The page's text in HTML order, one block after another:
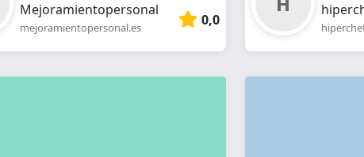
Mejoramientopersonal
mejoramientopersonal.es 0,0